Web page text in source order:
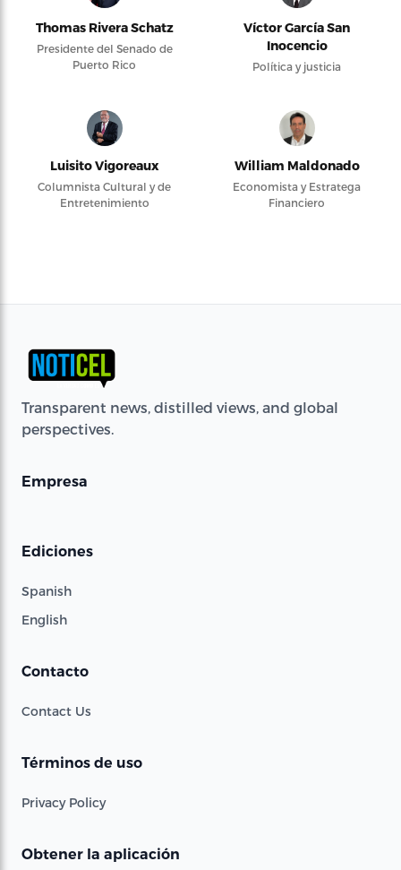
Thomas Rivera Schatz
Presidente del Senado de
Puerto Rico
Víctor García San
Inocencio
Política y justicia
Luisito Vigoreaux
Columnista Cultural y de
Entretenimiento
William Maldonado
Economista y Estratega
Financiero
Transparent news, distilled views, and global
perspectives.
Empresa
Ediciones
Spanish
English
Contacto
Contact Us
Términos de uso
Privacy Policy
Obtener la aplicación